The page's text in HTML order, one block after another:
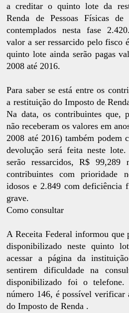
a creditar o quinto lote da
Renda de Pessoas Físicas
contemplados nesta fase
valor a ser ressarcido pelo fisco
quinto lote ainda serão pagas
2008 até 2016.
Para saber se está entre os
a restituição do Imposto de
Na data, os contribuintes que,
não receberam os valores em
2008 até 2016) também podem
devolução será feita neste
serão ressarcidos, R$ 99,289
contribuintes com prioridade
idosos e 2.849 com deficiência
grave.
Como consultar
A Receita Federal informou que
disponibilizado neste quinto
acessar a página da
sentirem dificuldade na
disponibilizado foi o
número 146, é possível verificar
do Imposto de Renda .